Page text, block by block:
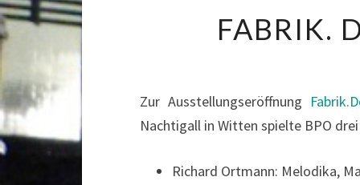
FABRIK.
Zur Ausstellungseröffnung
Nachtigall in Witten spielte BPO
Richard Ortmann: Melodika,